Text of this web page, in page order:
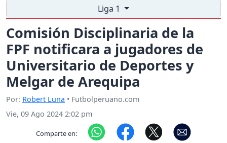
Liga 1
Comisión Disciplinaria de la
FPF notificara a jugadores de
Universitario de Deportes y
Melgar de Arequipa
Por: Robert Luna • Futbolperuano.com
Vie, 09 Ago 2024 2:02 pm
Comparte en: